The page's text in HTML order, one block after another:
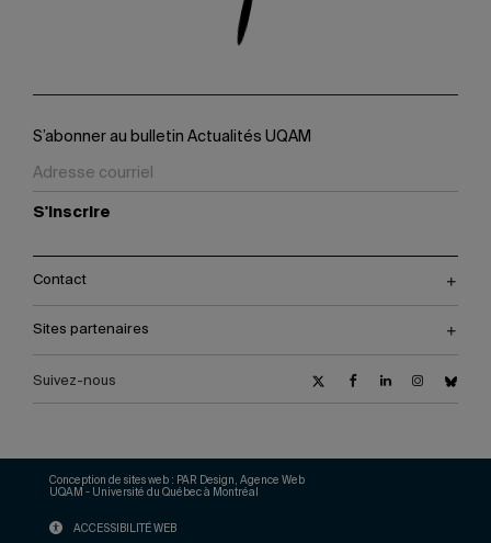
S’abonner au bulletin Actualités UQAM
S'inscrire
Contact
Sites partenaires
Suivez-nous
UQAM - Université du Québec à Montréal
Conception de sites web : PAR Design, Agence Web
ACCESSIBILITÉ WEB